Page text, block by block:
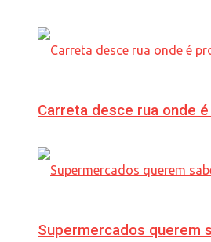
Carreta desce rua onde
Supermercados querem